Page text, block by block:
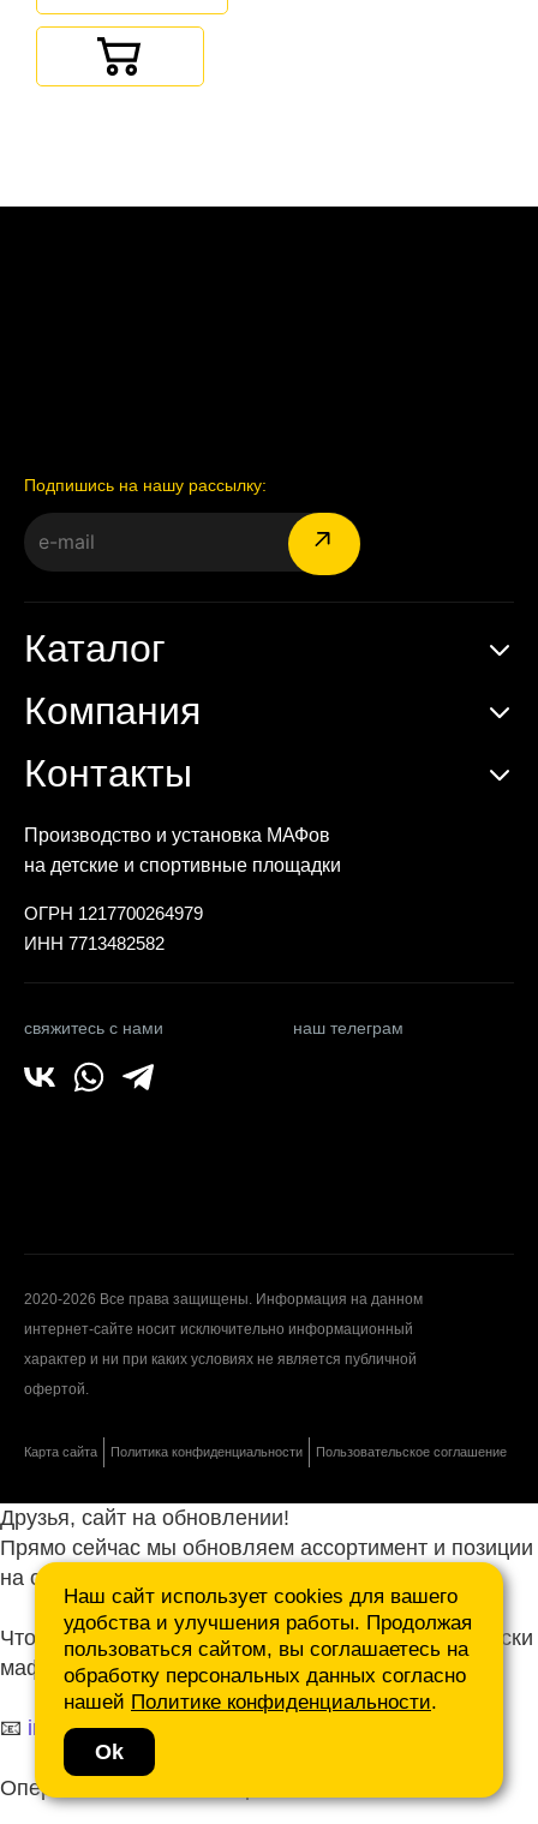
Подпишись на нашу рассылку:
Производство и установка МАФов
на детские и спортивные площадки
ОГРН 1217700264979
ИНН 7713482582
свяжитесь с нами наш телеграм
Каталог
Компания
Контакты
2020-2026 Все права защищены. Информация на данном
интернет-сайте носит исключительно информационный
характер и ни при каких условиях не является публичной
офертой.
Карта сайта Политика конфиденциальности Пользовательское соглашение
Наш сайт использует cookies для вашего
удобства и улучшения работы. Продолжая
пользоваться сайтом, вы соглашаетесь на
обработку персональных данных согласно
нашей Политике конфиденциальности.
Ok
Друзья, сайт на обновлении!
Прямо сейчас мы обновляем ассортимент и позиции
на сайте.
Чтобы не ждать, присылайте ваши запросы и списки
маф нам на почту.
📧 info@mafmasterfibre.ru
Оперативно ответим и просчитаем КП!